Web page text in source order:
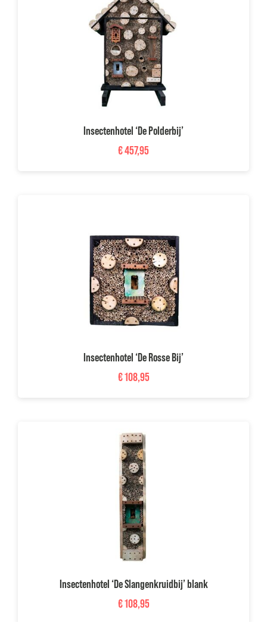
Insectenhotel ‘De Polderbij’
€457,95
Insectenhotel ‘De Rosse Bij’
€108,95
Insectenhotel ‘De Slangenkruidbij’ blank
€108,95